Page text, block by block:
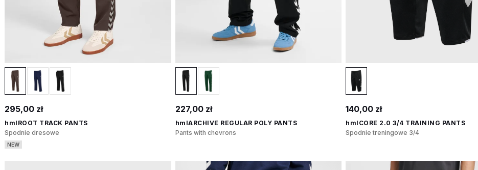
295,00 zł
hmlROOT TRACK PANTS
Spodnie dresowe
NEW
227,00 zł
hmlARCHIVE REGULAR POLY PANTS
Pants with chevrons
140,00 zł
hmlCORE 2.0 3/4 TRAINING PANTS
Spodnie treningowe 3/4